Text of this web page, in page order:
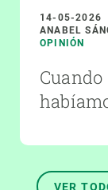
14-05-2026
ANABEL
OPINIÓN
VER